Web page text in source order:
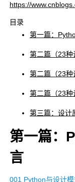
https://
目录
第一篇：
第二篇（23种
第二篇（23种
第二篇（23种
第三篇：设计
第一篇：
言
001 Python与设计